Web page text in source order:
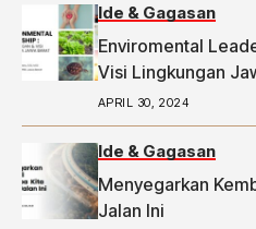
Ide & Gagasan
Enviromental
Visi Lingkungan
APRIL 30, 2024
Ide & Gagasan
Menyegarkan
Jalan Ini